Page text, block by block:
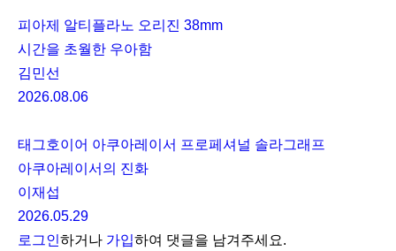
피아제 알티플라노 오리진 38mm
시간을 초월한 우아함
김민선
2026.08.06
태그호이어 아쿠아레이서 프로페셔널 솔라그래프
아쿠아레이서의 진화
이재섭
2026.05.29
로그인하거나 가입하여 댓글을 남겨주세요.